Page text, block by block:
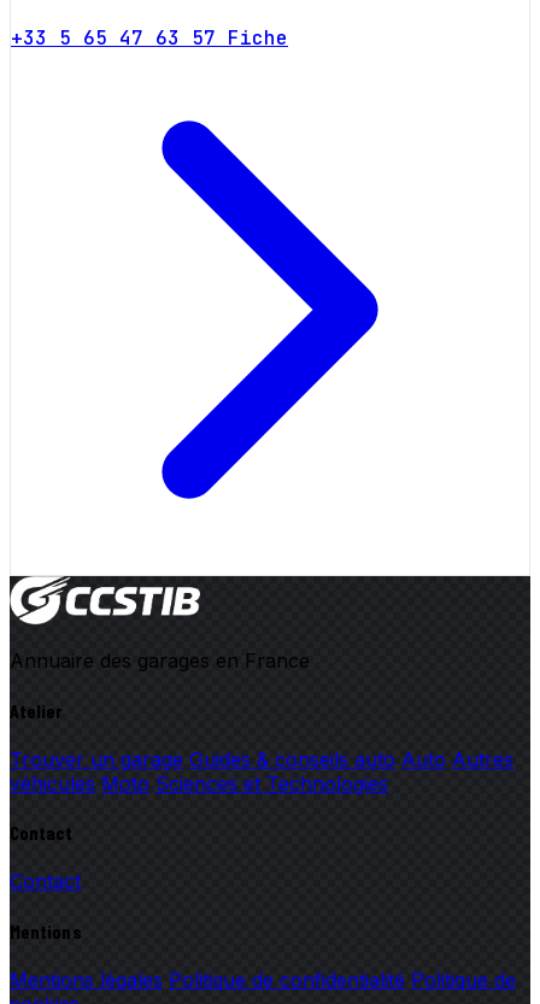
+33 5 65 47 63 57 Fiche
Annuaire des garages en France
Atelier
Trouver un garage Guides & conseils auto Auto Autres
véhicules Moto Sciences et Technologies
Contact
Contact
Mentions
Mentions légales Politique de confidentialité Politique de